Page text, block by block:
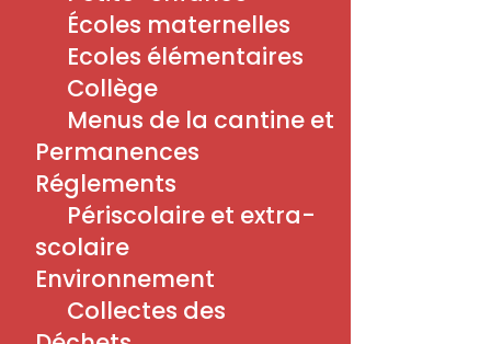
Outlook 365
Outlook Live
Détails
Date :
26/02/2025
14 h 00 min - 17 h 00 min
Écoles maternelles
Ecoles élémentaires
Collège
Menus de la cantine et
Permanences
Réglements
Périscolaire et extra-
scolaire
Environnement
Collectes des